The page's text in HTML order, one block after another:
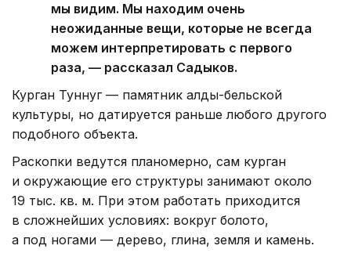
мы видим. Мы находим очень
неожиданные вещи, которые не всегда
можем интерпретировать с первого
раза, — рассказал Садыков.
Курган Туннуг — памятник алды-бельской
культуры, но датируется раньше любого другого
подобного объекта.
Раскопки ведутся планомерно, сам курган
и окружающие его структуры занимают около
19 тыс. кв. м. При этом работать приходится
в сложнейших условиях: вокруг болото,
а под ногами — дерево, глина, земля и камень.